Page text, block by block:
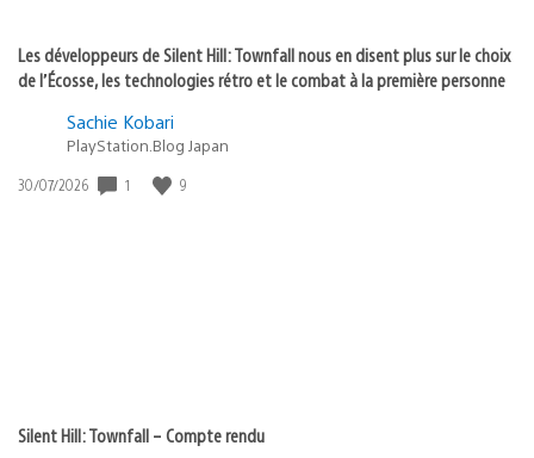
Les développeurs de Silent Hill: Townfall nous en disent plus sur le choix
de l’Écosse, les technologies rétro et le combat à la première personne
Sachie Kobari
PlayStation.Blog Japan
Date
30/07/2026 1 9
Silent Hill: Townfall – Compte rendu